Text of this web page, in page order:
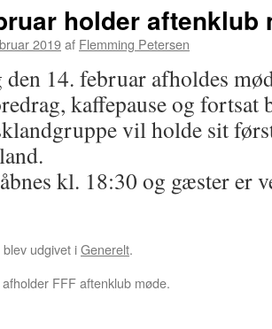
holder aftenklub
2019af Flemming Petersen
den 14. februar afholdes
kaffepause og fortsat
vil holde sit
kl. 18:30 og gæster er
udgivet iGenerelt.
FFF aftenklub møde.